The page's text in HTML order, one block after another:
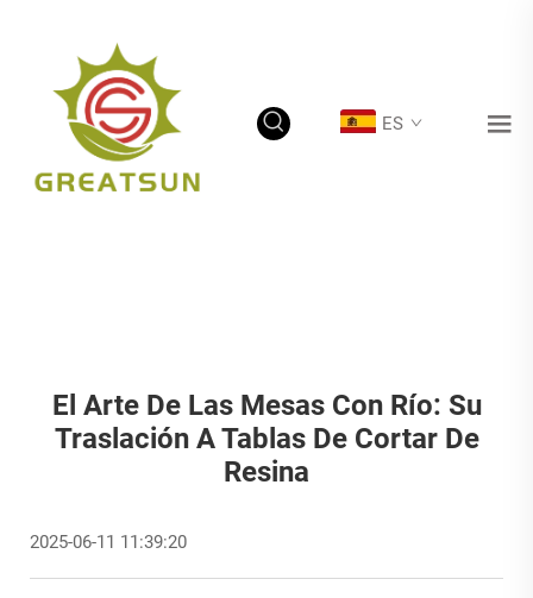
ES
El Arte De Las Mesas Con Río: Su
Traslación A Tablas De Cortar De
Resina
2025-06-11 11:39:20